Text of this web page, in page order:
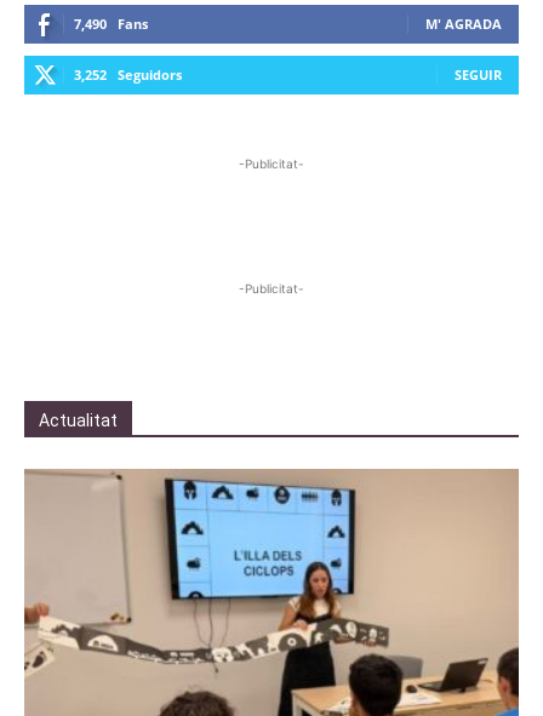
7,490 Fans M' AGRADA
3,252 Seguidors SEGUIR
-Publicitat-
-Publicitat-
Actualitat